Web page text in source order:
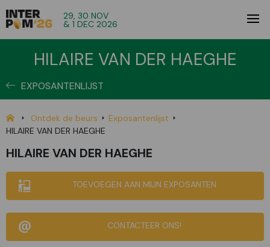
29, 30 NOV
& 1 DEC 2026
HILAIRE VAN DER HAEGHE
EXPOSANTENLIJST
Ontdek de beurs
Exposantenlijst
HILAIRE VAN DER HAEGHE
HILAIRE VAN DER HAEGHE
TOEVOEGEN AAN MIJN EXPOSANTEN
CONTACTEER ONS!